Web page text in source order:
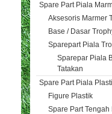
Spare Part Piala
Aksesoris Marmer
Base / Dasar
Sparepart Piala
Sparepar Piala
Tatakan
Spare Part Piala
Figure Plastik
Spare Part Tengah